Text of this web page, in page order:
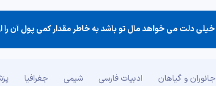
دلت می خواهد مال تو باشد به خاطر مقدار كمی پول آن
جانوران و گیاهان ادبیات فارسی شیمی جغرافیا